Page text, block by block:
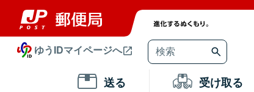
ゆうIDマイページへ
送る 受け取る